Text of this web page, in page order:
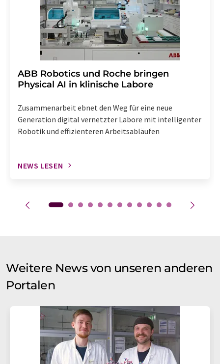
enthalten.
​​​​​​​ABB Robotics und Roche bringen
Physical AI in klinische Labore
Zusammenarbeit ebnet den Weg für eine neue
Generation digital vernetzter Labore mit intelligenter
Robotik und effizienteren Arbeitsabläufen
NEWS LESEN
Weitere News von unseren anderen
Portalen